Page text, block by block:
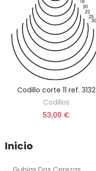
ELEGIR OPCIÓN
Codillo corte 11 ref. 3132
Codillos
53,00 €
Inicio